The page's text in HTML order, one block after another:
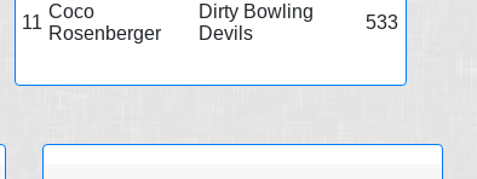
11
Coco
Rosenberger
Dirty Bowling
Devils
533